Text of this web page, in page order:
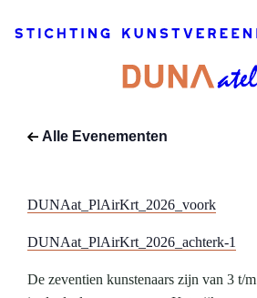
Alle Evenementen
2026
| 16:30
DUNAat_PlAirKrt_2026_voork
DUNAat_PlAirKrt_2026_achterk-1
De zeventien kunstenaars zijn van 3 t/